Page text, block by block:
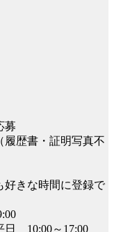
募
履歴書・証明写真不
好きな時間に登録で
日 10:00～17:00